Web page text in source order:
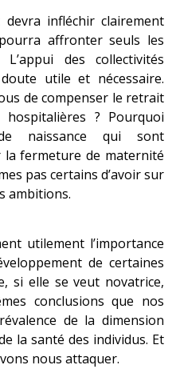
infléchir clairement
affronter seuls les
des collectivités
utile et nécessaire.
de compenser le retrait
? Pourquoi
naissance qui sont
la fermeture de maternité
pas certains d’avoir sur
ambitions.
utilement l’importance
de certaines
si elle se veut novatrice,
conclusions que nos
de la dimension
la santé des individus. Et
nous attaquer.